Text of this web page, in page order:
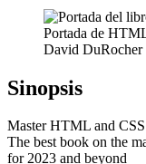
Portada de
David DuRocher
Sinopsis
Master HTML and
The best book on the
for 2023 and beyond